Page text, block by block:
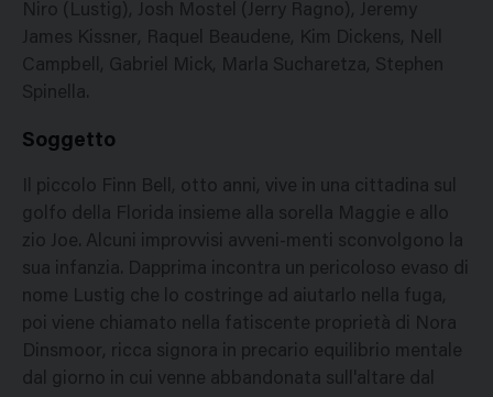
Niro (Lustig), Josh Mostel (Jerry Ragno), Jeremy
James Kissner, Raquel Beaudene, Kim Dickens, Nell
Campbell, Gabriel Mick, Marla Sucharetza, Stephen
Spinella.
Soggetto
Il piccolo Finn Bell, otto anni, vive in una cittadina sul
golfo della Florida insieme alla sorella Maggie e allo
zio Joe. Alcuni improvvisi avveni-menti sconvolgono la
sua infanzia. Dapprima incontra un pericoloso evaso di
nome Lustig che lo costringe ad aiutarlo nella fuga,
poi viene chiamato nella fatiscente proprietà di Nora
Dinsmoor, ricca signora in precario equilibrio mentale
dal giorno in cui venne abbandonata sull'altare dal